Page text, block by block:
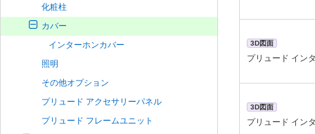
化粧柱
カバー
インターホンカバー
照明
その他オプション
プリュード アクセサリーパネル
プリュード フレームユニット
3D図面
プリュード イン
3D図面
プリュード イン